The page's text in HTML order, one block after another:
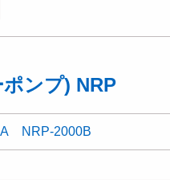
ンプ) NRP
NRP-2000B